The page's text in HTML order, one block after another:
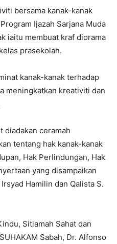
bersama kanak-kanak
Ijazah Sarjana Muda
iaitu membuat kraf diorama
prasekolah.
kanak-kanak terhadap
meningkatkan kreativiti dan
diadakan ceramah
tentang hak kanak-kanak
Hak Perlindungan, Hak
yang disampaikan
Hamilin dan Qalista S.
Sitiamah Sahat dan
Sabah, Dr. Alfonso